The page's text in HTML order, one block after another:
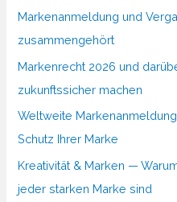
Markenanmeldung und
zusammengehört
Markenrecht 2026 und
zukunftssicher machen
Weltweite
Schutz Ihrer Marke
Kreativität & Marken —
jeder starken Marke sind